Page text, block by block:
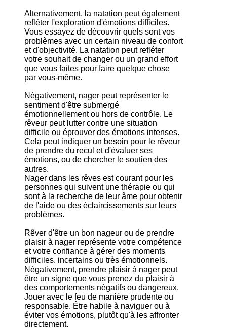
Alternativement, la natation peut également
refléter l'exploration d'émotions difficiles.
Vous essayez de découvrir quels sont vos
problèmes avec un certain niveau de confort
et d'objectivité. La natation peut refléter
votre souhait de changer ou un grand effort
que vous faites pour faire quelque chose
par vous-même.
Négativement, nager peut représenter le
sentiment d'être submergé
émotionnellement ou hors de contrôle. Le
rêveur peut lutter contre une situation
difficile ou éprouver des émotions intenses.
Cela peut indiquer un besoin pour le rêveur
de prendre du recul et d'évaluer ses
émotions, ou de chercher le soutien des
autres.
Nager dans les rêves est courant pour les
personnes qui suivent une thérapie ou qui
sont à la recherche de leur âme pour obtenir
de l'aide ou des éclaircissements sur leurs
problèmes.
Rêver d'être un bon nageur ou de prendre
plaisir à nager représente votre compétence
et votre confiance à gérer des moments
difficiles, incertains ou très émotionnels.
Négativement, prendre plaisir à nager peut
être un signe que vous prenez du plaisir à
des comportements négatifs ou dangereux.
Jouer avec le feu de manière prudente ou
responsable. Être habile à naviguer ou à
éviter vos émotions, plutôt qu'à les affronter
directement.